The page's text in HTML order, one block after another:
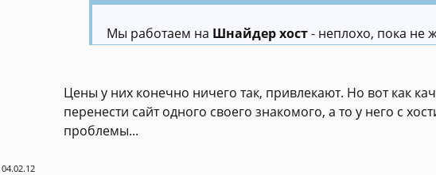
04.02.12
Мы работаем на Шнайдер хост- неплохо, пока не
Цены у них конечно ничего так, привлекают. Но вот как
перенести сайт одного своего знакомого, а то у него с
проблемы...